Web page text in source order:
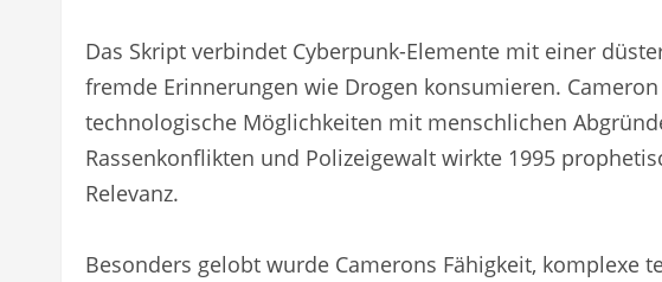
Das Skript verbindet Cyberpunk-Elemente mit einer
fremde Erinnerungen wie Drogen konsumieren.
technologische Möglichkeiten mit menschlichen
Rassenkonflikten und Polizeigewalt wirkte 1995
Relevanz.
Besonders gelobt wurde Camerons Fähigkeit, komplexe